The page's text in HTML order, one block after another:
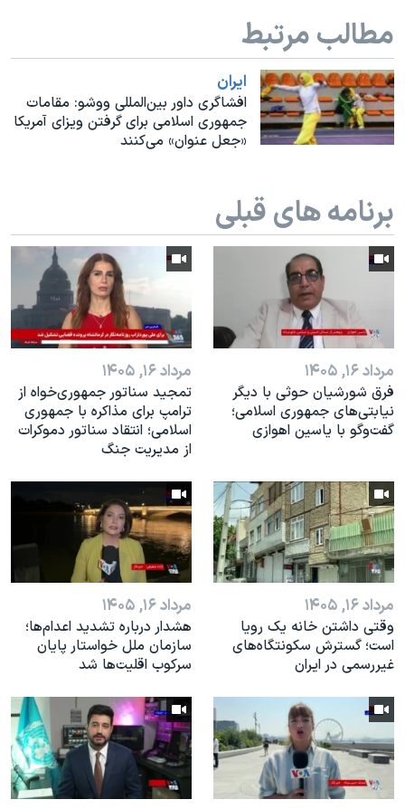
نرگس محمدی برنده جایزه نوبل صلح
همایش محافظه‌کاران آمریکا «سی‌پک»
صفحه‌های ویژه
سفر پرزیدنت ترامپ به چین
مطالب مرتبط
ايران
افشاگری داور بین‌المللی ووشو: مقامات
جمهوری اسلامی برای گرفتن ویزای آمریکا
«جعل عنوان» می‌کنند
برنامه های قبلی
مرداد ۱۶, ۱۴۰۵
فرق شورشیان حوثی با دیگر
نیابتی‌های جمهوری اسلامی؛
گفت‌وگو با یاسین اهوازی
مرداد ۱۶, ۱۴۰۵
تمجید سناتور جمهوری‌خواه از
ترامپ برای مذاکره با جمهوری
اسلامی؛ انتقاد سناتور دموکرات
از مدیریت جنگ
مرداد ۱۶, ۱۴۰۵
وقتی داشتن خانه یک رویا
است؛ گسترش سکونتگاه‌های
غیررسمی در ایران
مرداد ۱۶, ۱۴۰۵
هشدار درباره تشدید اعدام‌ها؛
سازمان ملل خواستار پایان
سرکوب اقلیت‌ها شد